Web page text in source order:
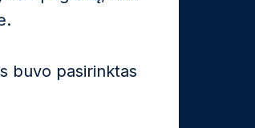
buvo pasirinktas